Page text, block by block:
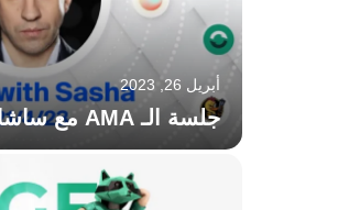
أبريل 26, 2023
جلسة الـ AMA مع ساشا 21/4/23